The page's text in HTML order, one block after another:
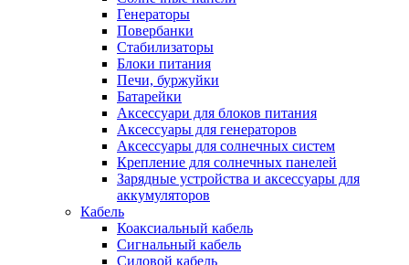
Генераторы
Повербанки
Стабилизаторы
Блоки питания
Печи, буржуйки
Батарейки
Аксессуари для блоков питания
Аксессуары для генераторов
Аксессуары для солнечных систем
Крепление для солнечных панелей
Зарядные устройства и аксессуары для
аккумуляторов
Кабель
Коаксиальный кабель
Сигнальный кабель
Силовой кабель